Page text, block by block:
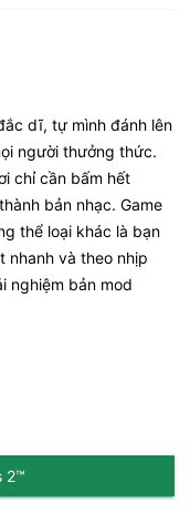
dĩ, tự mình đánh lên
người thưởng thức.
chỉ cần bấm hết
bản nhạc. Game
thể loại khác là bạn
nhanh và theo nhịp
nghiệm bản mod
2™